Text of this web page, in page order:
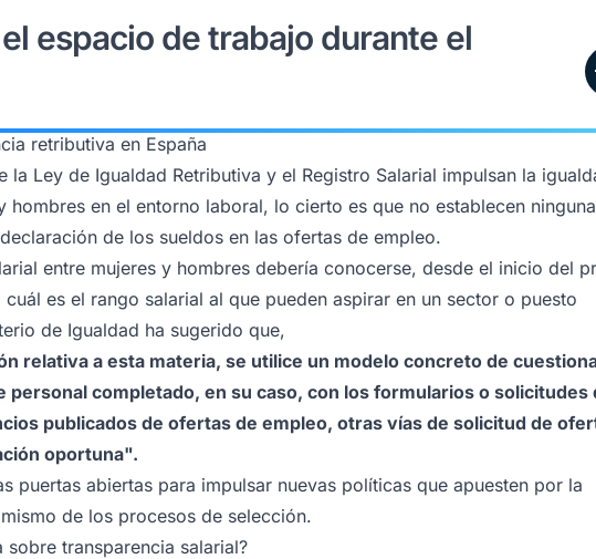
espacio de trabajo durante el
retributiva en España
la Ley de Igualdad Retributiva y el Registro Salarial impulsan la
hombres en el entorno laboral, lo cierto es que no establecen ninguna
de los sueldos en las ofertas de empleo.
entre mujeres y hombres debería conocerse, desde el inicio del
es el rango salarial al que pueden aspirar en un sector o puesto
de Igualdad ha sugerido que,
relativa a esta materia, se utilice un modelo concreto de
personal completado, en su caso, con los formularios o solicitudes
publicados de ofertas de empleo, otras vías de solicitud de
oportuna".
puertas abiertas para impulsar nuevas políticas que apuesten por la
de los procesos de selección.
sobre transparencia salarial?